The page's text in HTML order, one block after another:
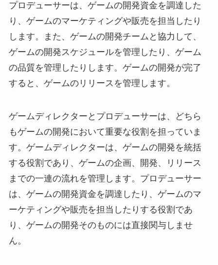
プロデューサーは、ゲームの開発資金を調達した
り、ゲームのマーケティングや販売を担当したり
します。また、ゲームの開発チームと協力して、
ゲームの開発スケジュールを管理したり、ゲーム
の品質を管理したりします。ゲームの開発が完了
すると、ゲームのリリースを管理します。
ゲームディレクターとプロデューサーは、どちら
もゲームの開発において重要な役割を担っていま
す。ゲームディレクターは、ゲームの開発を統括
する役割であり、ゲームの企画、開発、リリース
までの一連の流れを管理します。プロデューサー
は、ゲームの開発資金を調達したり、ゲームのマ
ーケティングや販売を担当したりする役割であ
り、ゲームの開発そのものには直接関与しませ
ん。